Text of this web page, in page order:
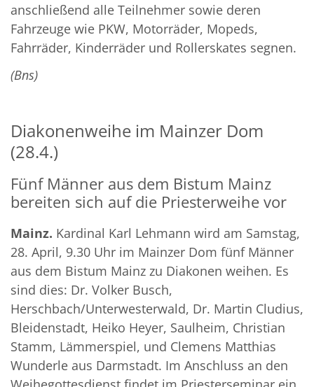
anschließend alle Teilnehmer sowie deren
Fahrzeuge wie PKW, Motorräder, Mopeds,
Fahrräder, Kinderräder und Rollerskates segnen.
(Bns)
Diakonenweihe im Mainzer Dom
(28.4.)
Fünf Männer aus dem Bistum Mainz
bereiten sich auf die Priesterweihe vor
Mainz. Kardinal Karl Lehmann wird am Samstag,
28. April, 9.30 Uhr im Mainzer Dom fünf Männer
aus dem Bistum Mainz zu Diakonen weihen. Es
sind dies: Dr. Volker Busch,
Herschbach/Unterwesterwald, Dr. Martin Cludius,
Bleidenstadt, Heiko Heyer, Saulheim, Christian
Stamm, Lämmerspiel, und Clemens Matthias
Wunderle aus Darmstadt. Im Anschluss an den